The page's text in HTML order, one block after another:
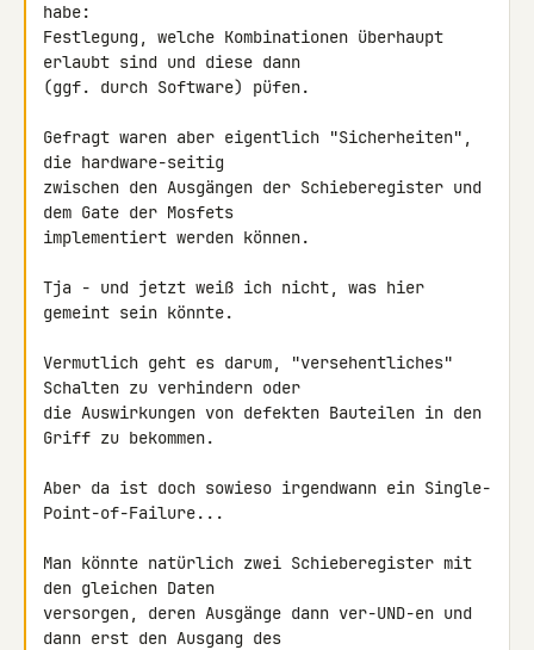
habe:
Festlegung, welche Kombinationen überhaupt
erlaubt sind und diese dann
(ggf. durch Software) püfen.
Gefragt waren aber eigentlich "Sicherheiten",
die hardware-seitig
zwischen den Ausgängen der Schieberegister und
dem Gate der Mosfets
implementiert werden können.
Tja - und jetzt weiß ich nicht, was hier
gemeint sein könnte.
Vermutlich geht es darum, "versehentliches"
Schalten zu verhindern oder
die Auswirkungen von defekten Bauteilen in den
Griff zu bekommen.
Aber da ist doch sowieso irgendwann ein Single-
Point-of-Failure...
Man könnte natürlich zwei Schieberegister mit
den gleichen Daten
versorgen, deren Ausgänge dann ver-UND-en und
dann erst den Ausgang des